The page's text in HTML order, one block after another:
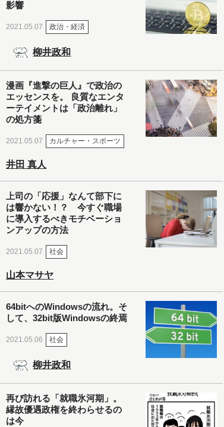
影響
2021.05.07 政治・経済
柳井政和
漫画『進撃の巨人』で政治の
エッセンスを。 良質なエンタ
ーテイメントは「政治離れ」
の処方箋
2021.05.07 カルチャー・スポーツ
井田 真人
上司の「応援」なんて部下に
は響かない！？ 今すぐ職場
に導入するべきモチベーショ
ンアップの方法
2021.05.07 社会
山本マサヤ
64bitへのWindowsの流れ。そ
して、32bit版Windowsの終焉
2021.05.06 社会
柳井政和
再び訪れる「就職氷河期」。
縁故優遇政権を終わらせるの
は今